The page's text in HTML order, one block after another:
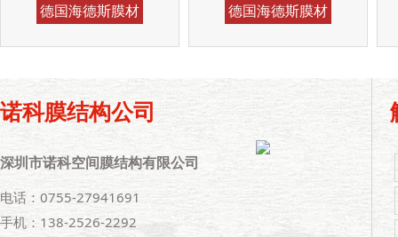
德国海德斯膜材 德国海德斯膜材
诺科膜结构公司
深圳市诺科空间膜结构有限公司
电话：0755-27941691
手机：138-2526-2292